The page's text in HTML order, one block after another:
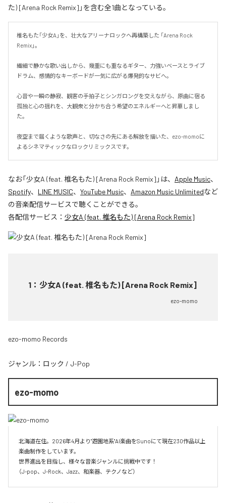
た) [Arena Rock Remix]」を含む全1曲となっている。
椎名もた「少女A」を、壮大なアリーナロックへ再構築した 「Arena Rock
Remix」。
繊細で静かな歌い出しから、幾重にも重なるギター、力強いベースとライブ
ドラム、感情的なキーボードが一気に広がる爆発的なサビへ。
心音や一瞬の静寂、観客の手拍子とシンガロングを交えながら、原曲に宿る
孤独と心の揺れを、大観衆と分かち合う希望のエネルギーへと昇華しまし
た。
夜空まで届くような歌声と、切なさの先にある解放を描いた、ezo-momoに
よるシネマティックなロックリミックスです。
なお「少女A (feat. 椎名もた) [Arena Rock Remix] 」は、 Apple Music、
Spotify、 LINE MUSIC、 YouTube Music、 Amazon Music Unlimitedなど
の音楽配信サービスで聴くことができる。
各配信サービス： 少女A (feat. 椎名もた) [Arena Rock Remix]
1 ： 少女A (feat. 椎名もた) [Arena Rock Remix]
ezo-momo
ezo-momo Records
ジャンル： ロック / J-Pop
ezo-momo
北海道在住。2026年4月より"遊園地系"AI楽曲をSunoにて現在230作品以上
楽曲制作をしています。
世界進出を目指し、様々な音楽ジャンルに挑戦中です！
（J-pop、J-Rock、Jazz、和楽器、テクノなど）